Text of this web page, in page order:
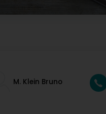
M. Klein Bruno